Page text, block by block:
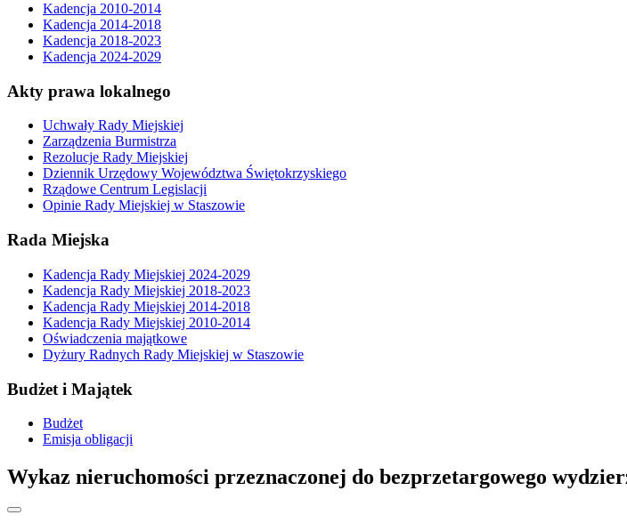
Kadencja 2010-2014
Kadencja 2014-2018
Kadencja 2018-2023
Kadencja 2024-2029
Akty prawa lokalnego
Uchwały Rady Miejskiej
Zarządzenia Burmistrza
Rezolucje Rady Miejskiej
Dziennik Urzędowy Województwa Świętokrzyskiego
Rządowe Centrum Legislacji
Opinie Rady Miejskiej w Staszowie
Rada Miejska
Kadencja Rady Miejskiej 2024-2029
Kadencja Rady Miejskiej 2018-2023
Kadencja Rady Miejskiej 2014-2018
Kadencja Rady Miejskiej 2010-2014
Oświadczenia majątkowe
Dyżury Radnych Rady Miejskiej w Staszowie
Budżet i Majątek
Budżet
Emisja obligacji
Wykaz nieruchomości przeznaczonej do bezprzetargowego